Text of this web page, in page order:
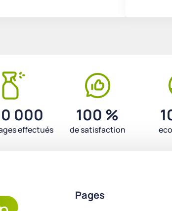
000
effectués
100 %
de satisfaction
Pages